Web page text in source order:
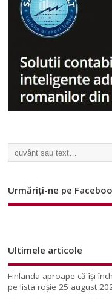
Urmăriți-ne pe
Ultimele articole
Finlanda aproape că își
pe lista roșie 25 august